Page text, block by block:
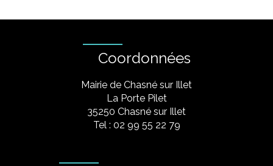
Coordonnées
Mairie de Chasné sur Illet
La Porte Pilet
35250 Chasné sur Illet
Tel : 02 99 55 22 79